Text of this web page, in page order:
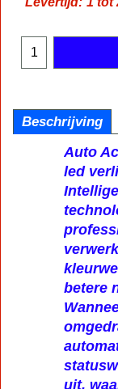
Beschrijving
Auto
led
betere
uit,